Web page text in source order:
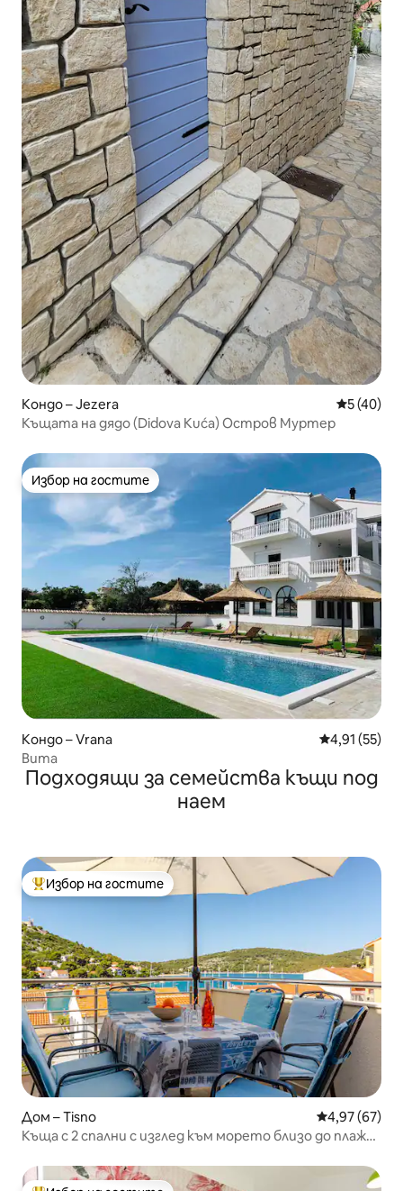
Кондо – Jezera Средна
5 (40)
Къщата на дядо (Didova Kuća) Остров Муртер
Избор на гостите
Избор на гостите
Кондо – Vrana Средна
4,91 (55)
Вита
Подходящи за семейства къщи под
наем
Най-популярен избор на гостите
Избор на гостите
Дом – Tisno Средна
4,97 (67)
Къща с 2 спални с изглед към морето близо до плажа